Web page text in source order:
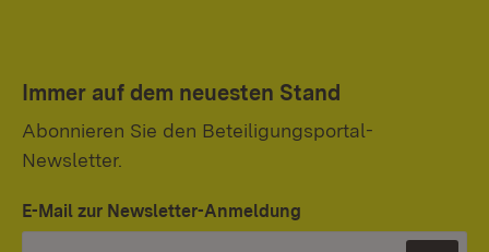
Immer auf dem neuesten Stand
Abonnieren Sie den Beteiligungsportal-
Newsletter.
E-Mail zur Newsletter-Anmeldung